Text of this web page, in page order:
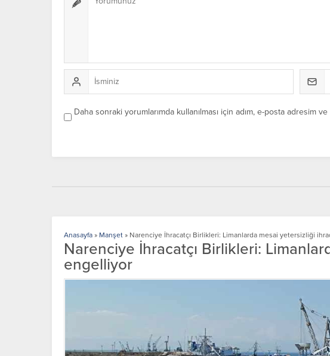
Daha sonraki yorumlarımda kullanılması için adım, e-posta adresim
Anasayfa » Manşet » Narenciye İhracatçı Birlikleri: Limanlarda mesai yetersizliği
Narenciye İhracatçı Birlikleri:
engelliyor